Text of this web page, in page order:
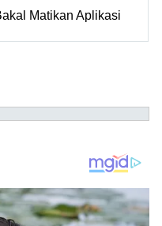
Matikan Aplikasi